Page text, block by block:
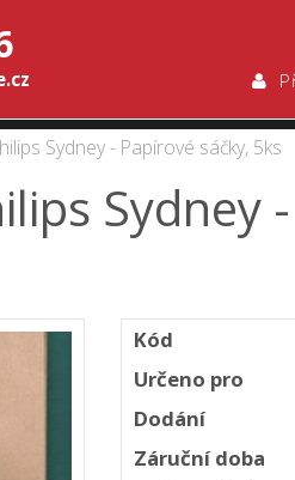
Sydney - Papírové sáčky, 5ks
Sydney
Kód
Určeno pro
Dodání
Záruční doba